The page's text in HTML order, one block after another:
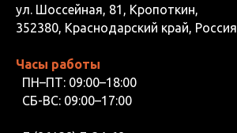
ул. Шоссейная, 81, Кропоткин,
352380, Краснодарский край, Россия
Часы работы
ПН–ПТ: 09:00–18:00
СБ-ВС: 09:00–17:00